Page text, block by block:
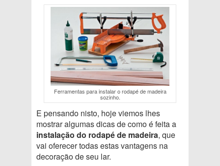
Ferramentas para instalar o rodapé de madeira
sozinho.
E pensando nisto, hoje viemos lhes
mostrar algumas dicas de como é feita a
instalação do rodapé de madeira, que
vai oferecer todas estas vantagens na
decoração de seu lar.